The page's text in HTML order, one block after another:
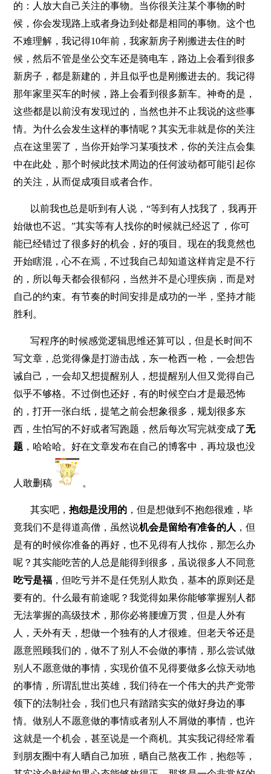
的：人放大自己关注的事物。当你很关注某个事物的时
候，你会发现路上或者身边到处都是相同的事物。这个也
不难理解，我记得10年前，我家新房子刚搬进去住的时
候，然后不管是坐公交车还是骑电车，路边上会看到很多
新房子，都是新建的，并且似乎也是刚搬进去的。我记得
那年家里买车的时候，路上会看到很多新车。神奇的是，
这些都是以前没有发现过的，当然也并不止我说的这些事
情。为什么会发生这样的事情呢？其实无非就是你的关注
点在这里罢了，当你开始学习某项技术，你的关注点会集
中在此处，那个时候此技术周边的任何波动都可能引起你
的关注，从而促成项目或者合作。
以前我也总是听到有人说，“等到有人找我了，我再开
始做也不迟。”其实等有人找你的时候就已经迟了，你可
能已经错过了很多好的机会，好的项目。现在的我竟然也
开始瞎混，心不在焉，不过我自己却知道这样肯定是不行
的，所以每天都会很郁闷，当然并不是心理疾病，而是对
自己的约束。有节奏的时间安排是成功的一半，坚持才能
胜利。
写程序的时候感觉逻辑思维还算可以，但是长时间不
写文章，总觉得像是打游击战，东一枪西一枪，一会想告
诫自己，一会却又想提醒别人，想提醒别人但又觉得自己
似乎不够格。不过倒也还好，有的时候空白才是最恐怖
的，打开一张白纸，提笔之前会想象很多，规划很多东
西，生怕写的不好或者写跑题，然后每次写完就变成了无
题 ，哈哈哈。好在文章发布在自己的博客中，再垃圾也没
人敢删稿 。
其实吧，抱怨是没用的 ，但是想做到不抱怨很难，毕
竟我们不是得道高僧，虽然说机会是留给有准备的人 ，但
是有的时候你准备的再好，也不见得有人找你，那怎么办
呢？其实能吃苦的人总是能得到很多，虽说很多人不同意
吃亏是福 ，但吃亏并不是任凭别人欺负，基本的原则还是
要有的。什么最有前途呢？我觉得如果你能够掌握别人都
无法掌握的高级技术，那你必将腰缠万贯，但是人外有
人，天外有天，想做一个独有的人才很难。但老天爷还是
愿意照顾我们的，做不了别人不会做的事情，那么尝试做
别人不愿意做的事情，实现价值不见得要做多么惊天动地
的事情，所谓乱世出英雄，我们待在一个伟大的共产党带
领下的法制社会，我们也只有踏踏实实的做好身边的事
情。做别人不愿意做的事情或者别人不屑做的事情，也许
这就是一个机会，甚至说是一个商机。其实我记得经常看
到朋友圈中有人晒自己加班，晒自己熬夜工作，抱怨等，